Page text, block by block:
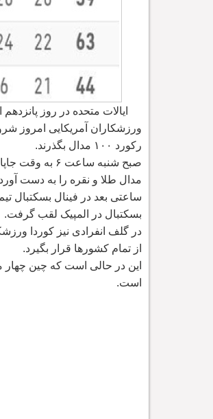
ایالات متحده در روز
ورزشکاران آمریکایی امروز
رکورد ۱۰۰ مدال بگذرند.
صبح شنبه
مدال طلا و نقره را به دست
بسکتبال در المپیک لقب گرفت.
از تمام کشورها قرار بگیرد.
این در حالی است که چین چهار
است.